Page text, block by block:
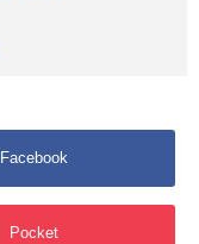
Facebook
Pocket